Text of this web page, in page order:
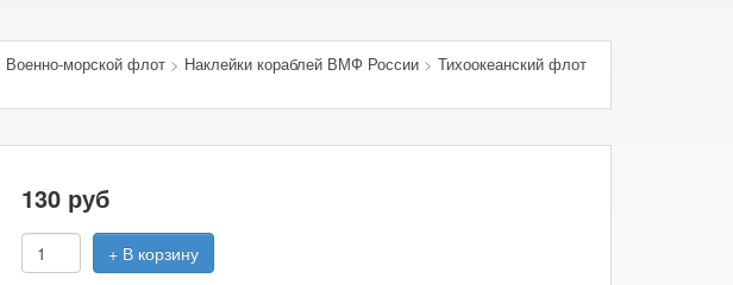
Военно-морской флот> Наклейки кораблей ВМФ России> Тихоокеанский флот
130руб
+ В корзину